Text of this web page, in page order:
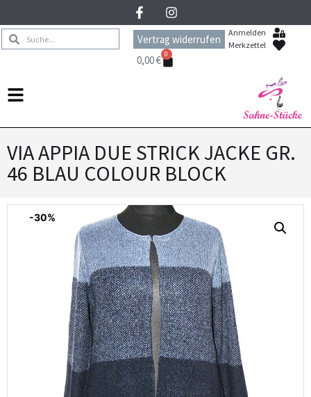
Vertrag widerrufen
Anmelden
Merkzettel
0,00€ 0
VIA APPIA DUE STRICK JACKE GR.
46 BLAU COLOUR BLOCK
-30%